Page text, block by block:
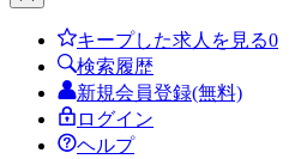
キープした求人を見る0
検索履歴
新規会員登録(無料)
ログイン
ヘルプ